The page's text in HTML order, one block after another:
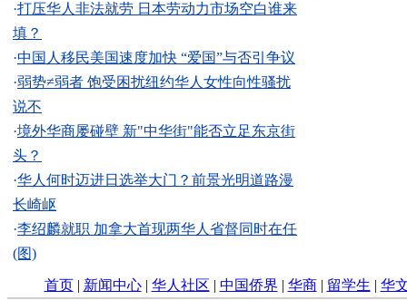
·打压华人非法就劳 日本劳动力市场空白谁来
填？
·中国人移民美国速度加快 “爱国”与否引争议
·弱势≠弱者 饱受困扰纽约华人女性向性骚扰
说不
·境外华商屡碰壁 新"中华街"能否立足东京街
头？
·华人何时迈进日选举大门？前景光明道路漫
长崎岖
·李绍麟就职 加拿大首现两华人省督同时在任
(图)
首页| 新闻中心| 华人社区 | 中国侨界 | 华商| 留学生 | 华